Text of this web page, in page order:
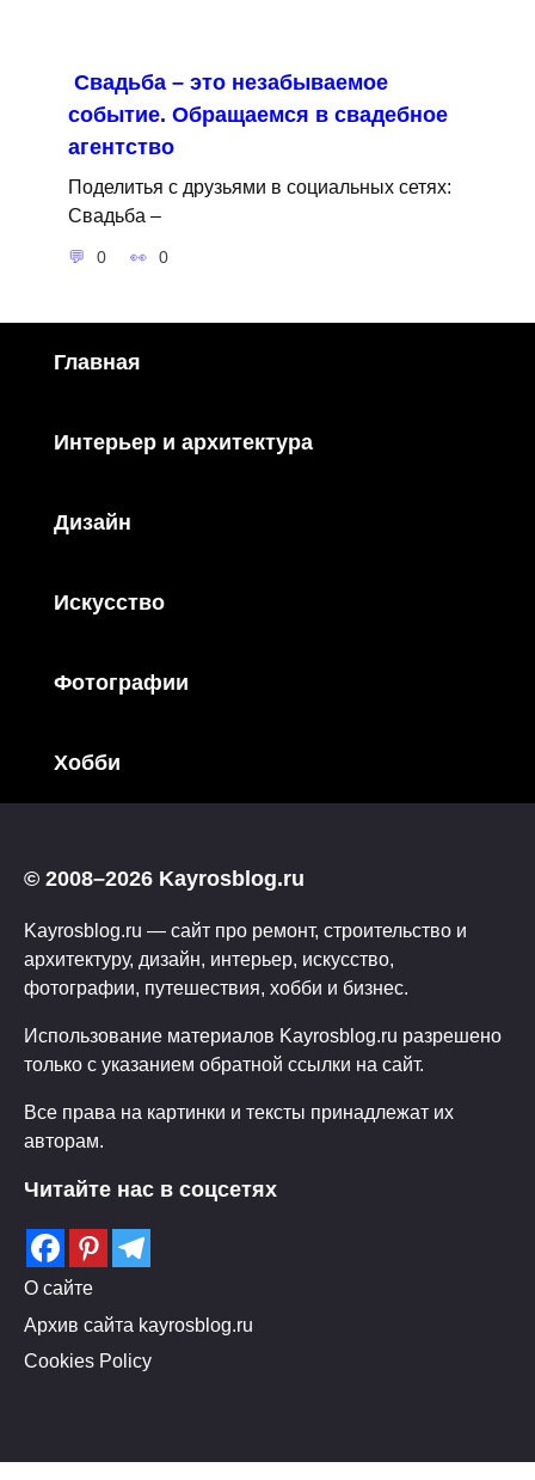
Свадьба – это незабываемое
событие. Обращаемся в свадебное
агентство
Поделитья с друзьями в социальных сетях:
Свадьба –
0 0
Главная
Интерьер и архитектура
Дизайн
Искусство
Фотографии
Хобби
© 2008–2026 Kayrosblog.ru
Kayrosblog.ru — сайт про ремонт, строительство и
архитектуру, дизайн, интерьер, искусство,
фотографии, путешествия, хобби и бизнес.
Использование материалов Kayrosblog.ru разрешено
только с указанием обратной ссылки на сайт.
Все права на картинки и тексты принадлежат их
авторам.
Читайте нас в соцсетях
О сайте
Архив сайта kayrosblog.ru
Cookies Policy